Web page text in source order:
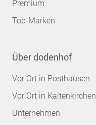
Premium
Top-Marken
Über dodenhof
Vor Ort in Posthausen
Vor Ort in Kaltenkirchen
Unternehmen